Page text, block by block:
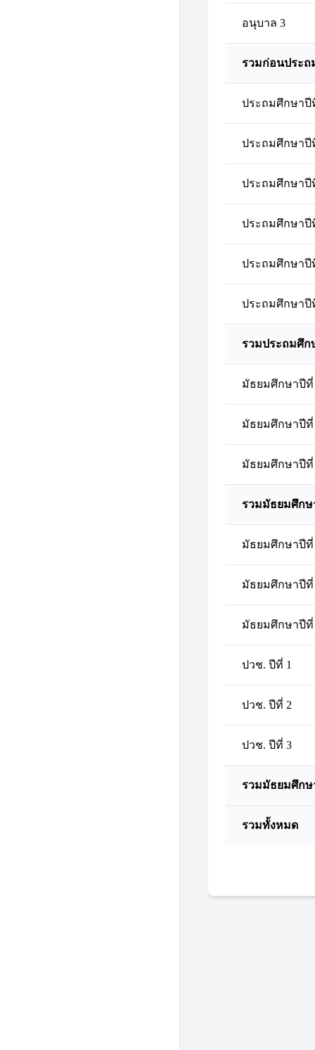
อนุบาล 3
รวมก่อนประถ
ประถมศึกษาปี
ประถมศึกษาปี
ประถมศึกษาปี
ประถมศึกษาปี
ประถมศึกษาปี
ประถมศึกษาปี
รวมประถมศึก
มัธยมศึกษาปีที่
มัธยมศึกษาปีที่
มัธยมศึกษาปีที่
รวมมัธยมศึก
มัธยมศึกษาปีที่
มัธยมศึกษาปีที่
มัธยมศึกษาปีที่
ปวช. ปีที่ 1
ปวช. ปีที่ 2
ปวช. ปีที่ 3
รวมมัธยมศึกษ
รวมทั้งหมด